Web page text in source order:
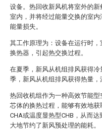
设备。热回收新风机将室外的
室内，并将经过能量交换的室
能量损失。
其工作原理为：设备在运行时
换热器，引起热交换过程。
在夏季，新风从机组排风获得
季，新风从机组排风获得热量，
热回收机组作为一种高效节能
芯体的换热过程，能够有效地
CHA或温度显热型CHB，从而
大地节约了新风预处理的能耗。